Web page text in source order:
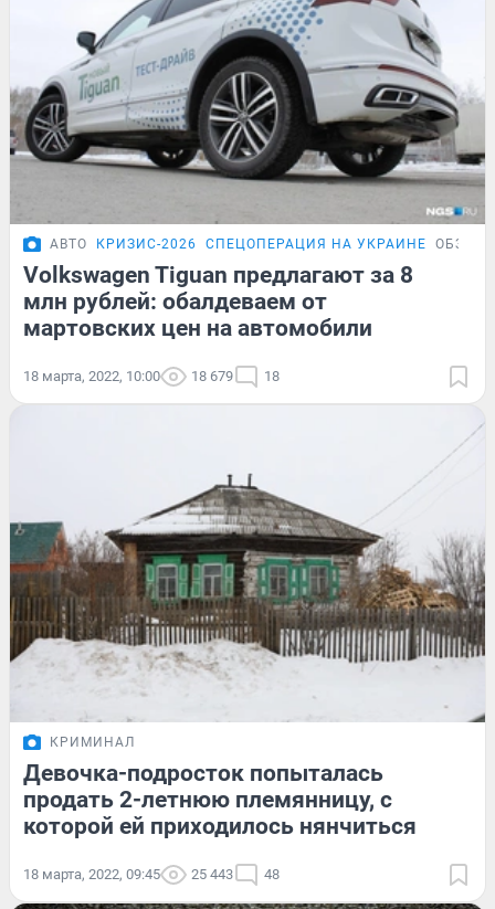
АВТО КРИЗИС-2026 СПЕЦОПЕРАЦИЯ НА УКРАИНЕ ОБЗОР
Volkswagen Tiguan предлагают за 8
млн рублей: обалдеваем от
мартовских цен на автомобили
18 марта, 2022, 10:00 18 679 18
КРИМИНАЛ
Девочка-подросток попыталась
продать 2-летнюю племянницу, с
которой ей приходилось нянчиться
18 марта, 2022, 09:45 25 443 48